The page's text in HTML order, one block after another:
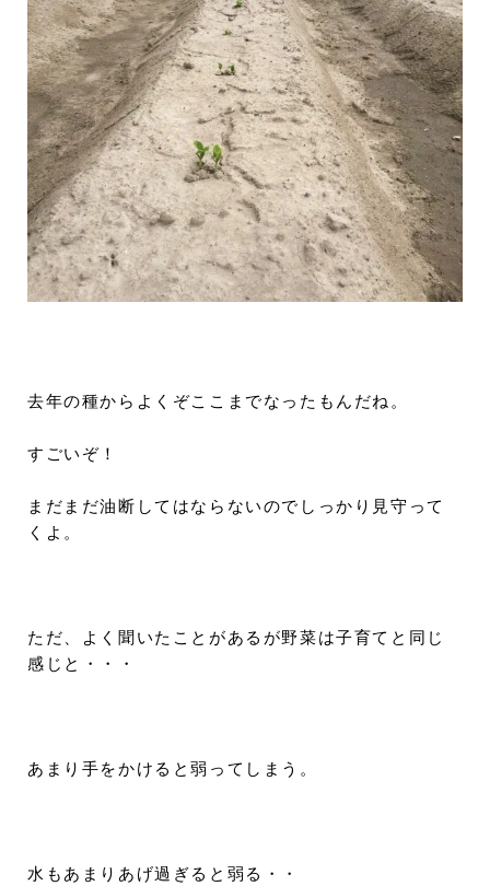
去年の種からよくぞここまでなったもんだね。
すごいぞ！
まだまだ油断してはならないのでしっかり見守って
くよ。
ただ、よく聞いたことがあるが野菜は子育てと同じ
感じと・・・
あまり手をかけると弱ってしまう。
水もあまりあげ過ぎると弱る・・